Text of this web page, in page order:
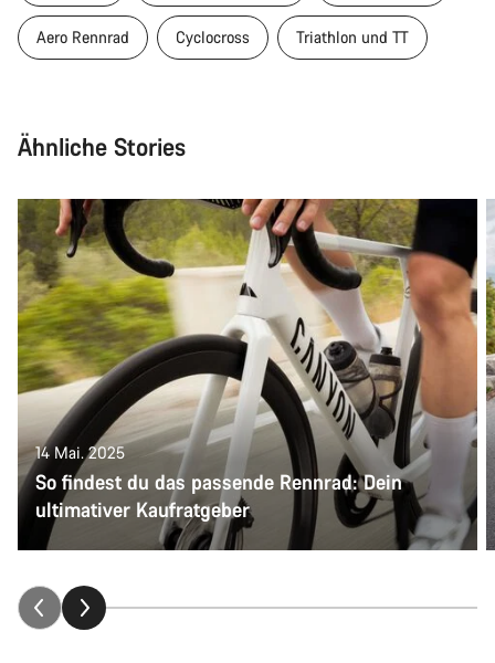
Aero Rennrad Cyclocross Triathlon und TT
Ähnliche Stories
14 Mai. 2025
So findest du das passende Rennrad: Dein
ultimativer Kaufratgeber